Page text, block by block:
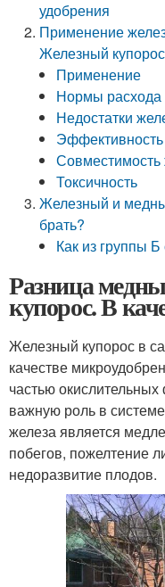
удобрения
Применение
Железный купорос
Применение
Нормы расхода
Недостатки
Эффективность
Совместимость
Токсичность
Железный и
брать?
Как из группы Б
Разница
купорос. В
Железный купорос в
качестве
частью
важную роль в
железа является
побегов, пожелтение
недоразвитие плодов.